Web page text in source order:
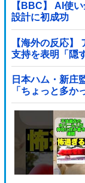
【BBC】 AI使
設計に初成功
【海外の反応】
支持を表明「隠
日本ハム・新
「ちょっと多か